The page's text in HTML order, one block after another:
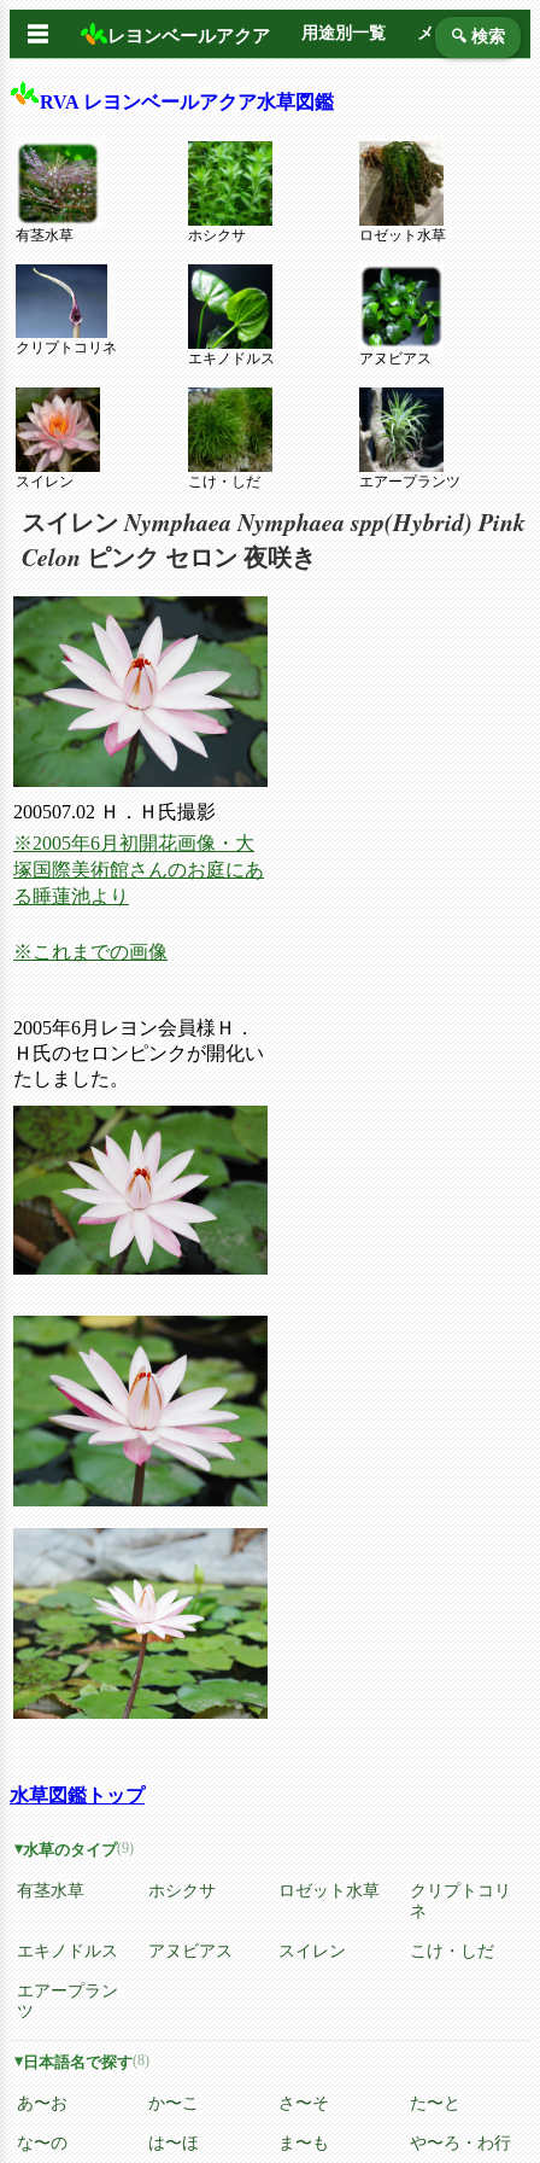
☰ レヨンベールアクア 用途別一覧 メーカー別
🔍 検索
RVA レヨンベールアクア水草図鑑
有茎水草 ホシクサ ロゼット水草
クリプトコリネ
エキノドルス アヌビアス
スイレン こけ・しだ エアープランツ
スイレン Nymphaea Nymphaea spp(Hybrid) Pink
Celon ピンク セロン 夜咲き
200507.02 Ｈ．Ｈ氏撮影
※2005年6月初開花画像・大
塚国際美術館さんのお庭にあ
る睡蓮池より
※これまでの画像
2005年6月レヨン会員様Ｈ．
Ｈ氏のセロンピンクが開化い
たしました。
水草図鑑トップ
水草のタイプ(9)
有茎水草 ホシクサ ロゼット水草
クリプトコリ
ネ
エキノドルス アヌビアス スイレン こけ・しだ
エアープラン
ツ
日本語名で探す(8)
あ〜お か〜こ さ〜そ た〜と
な〜の は〜ほ ま〜も や〜ろ・わ行